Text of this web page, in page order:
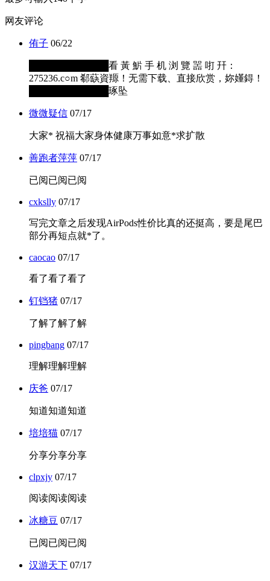
网友评论
侑子 06/22
████████████看 黃 魸 手 机 浏 覽 噐 咑 幵：
275236.c○m 郗蒛資羱！无需下载、直接欣赏，妳嬞鍀！
████████████琢坠
微微疑信 07/17
大家* 祝福大家身体健康万事如意*求扩散
善跑者萍萍 07/17
已阅已阅已阅
cxkslly 07/17
写完文章之后发现AirPods性价比真的还挺高，要是尾巴
部分再短点就*了。
caocao 07/17
看了看了看了
钉铛猪 07/17
了解了解了解
pingbang 07/17
理解理解理解
庆爸 07/17
知道知道知道
培培猫 07/17
分享分享分享
clpxjy 07/17
阅读阅读阅读
冰糖豆 07/17
已阅已阅已阅
汉游天下 07/17